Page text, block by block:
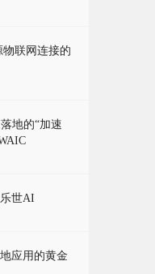
联网连接的
地的“加速
世AI
应用的黄金